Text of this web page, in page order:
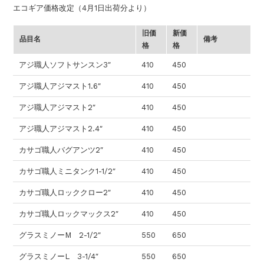
エコギア価格改定（4月1日出荷分より）
品目名
旧価
格
新価
格
備考
アジ職人ソフトサンスン3″ 410 450
アジ職人アジマスト1.6″ 410 450
アジ職人アジマスト2″ 410 450
アジ職人アジマスト2.4″ 410 450
カサゴ職人バグアンツ2″ 410 450
カサゴ職人ミニタンク1-1/2″ 410 450
カサゴ職人ロッククロー2″ 410 450
カサゴ職人ロックマックス2″ 410 450
グラスミノーM 2-1/2″ 550 650
グラスミノーL 3-1/4″ 550 650